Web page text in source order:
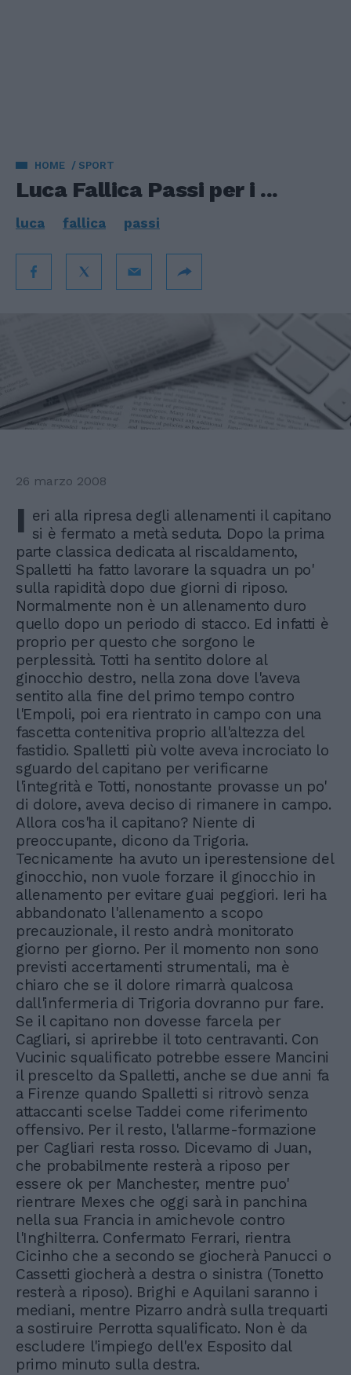
HOME SPORT
Luca Fallica Passi per i ...
luca fallica passi
26 marzo 2008
I eri alla ripresa degli allenamenti il capitano
si è fermato a metà seduta. Dopo la prima
parte classica dedicata al riscaldamento,
Spalletti ha fatto lavorare la squadra un po'
sulla rapidità dopo due giorni di riposo.
Normalmente non è un allenamento duro
quello dopo un periodo di stacco. Ed infatti è
proprio per questo che sorgono le
perplessità. Totti ha sentito dolore al
ginocchio destro, nella zona dove l'aveva
sentito alla fine del primo tempo contro
l'Empoli, poi era rientrato in campo con una
fascetta contenitiva proprio all'altezza del
fastidio. Spalletti più volte aveva incrociato lo
sguardo del capitano per verificarne
l'integrità e Totti, nonostante provasse un po'
di dolore, aveva deciso di rimanere in campo.
Allora cos'ha il capitano? Niente di
preoccupante, dicono da Trigoria.
Tecnicamente ha avuto un iperestensione del
ginocchio, non vuole forzare il ginocchio in
allenamento per evitare guai peggiori. Ieri ha
abbandonato l'allenamento a scopo
precauzionale, il resto andrà monitorato
giorno per giorno. Per il momento non sono
previsti accertamenti strumentali, ma è
chiaro che se il dolore rimarrà qualcosa
dall'infermeria di Trigoria dovranno pur fare.
Se il capitano non dovesse farcela per
Cagliari, si aprirebbe il toto centravanti. Con
Vucinic squalificato potrebbe essere Mancini
il prescelto da Spalletti, anche se due anni fa
a Firenze quando Spalletti si ritrovò senza
attaccanti scelse Taddei come riferimento
offensivo. Per il resto, l'allarme-formazione
per Cagliari resta rosso. Dicevamo di Juan,
che probabilmente resterà a riposo per
essere ok per Manchester, mentre puo'
rientrare Mexes che oggi sarà in panchina
nella sua Francia in amichevole contro
l'Inghilterra. Confermato Ferrari, rientra
Cicinho che a secondo se giocherà Panucci o
Cassetti giocherà a destra o sinistra (Tonetto
resterà a riposo). Brighi e Aquilani saranno i
mediani, mentre Pizarro andrà sulla trequarti
a sostiruire Perrotta squalificato. Non è da
escludere l'impiego dell'ex Esposito dal
primo minuto sulla destra.